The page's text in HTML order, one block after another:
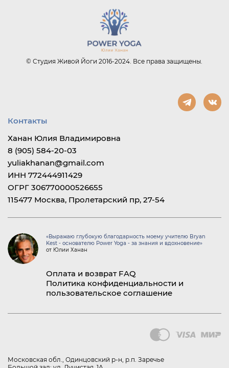
Контакты
Ханан Юлия Владимировна
8 (905) 584-20-03
yuliakhanan@gmail.com
ИНН 772444911429
ОГРГ 306770000526655
115477 Москва, Пролетарский пр, 27-54
«Выражаю глубокую благодарность моему учителю Bryan
Kest - основателю Power Yoga - за знания и вдохновение»
от Юлии Ханан
Оплата и возврат FAQ
Политика конфиденциальности и
пользовательское соглашение
Московская обл., Одинцовский р-н, р.п. Заречье
© Студия Живой Йоги 2016-2024. Все права защищены.